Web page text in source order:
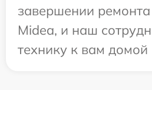
завершении ремонта
Midea, и наш
технику к вам